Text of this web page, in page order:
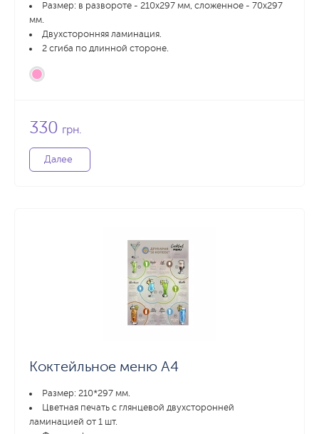
Размер: в развороте - 210х297 мм, сложенное - 70х297
мм.
Двухсторонняя ламинация.
2 сгиба по длинной стороне.
330 грн.
Далее
Коктейльное меню А4
Размер: 210*297 мм.
Цветная печать с глянцевой двухсторонней
ламинацией от 1 шт.